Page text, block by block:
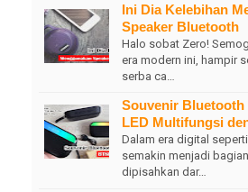
Ini Dia Kelebihan
Speaker Bluetooth
Halo sobat Zero!
era modern ini, hampir
serba ca…
Souvenir Bluetooth
LED Multifungsi
Dalam era digital
semakin menjadi
dipisahkan dar…